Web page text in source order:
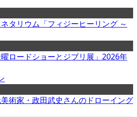
タリウム「フィジーヒーリング ～
ロードショーとジブリ展」2026年
術家・政田武史さんのドローイング